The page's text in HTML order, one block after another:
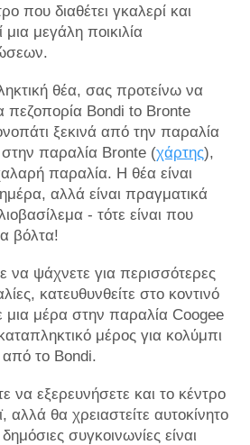
που διαθέτει γκαλερί και
μια μεγάλη ποικιλία
θέα, σας προτείνω να
πεζοπορία Bondi to Bronte
ξεκινά από την παραλία
στην παραλία Bronte (χάρτης),
παραλία. Η θέα είναι
αλλά είναι πραγματικά
- τότε είναι που
βόλτα!
να ψάχνετε για περισσότερες
κατευθυνθείτε στο κοντινό
μια μέρα στην παραλία Coogee
μέρος για κολύμπι
από το Bondi.
να εξερευνήσετε και το κέντρο
αλλά θα χρειαστείτε αυτοκίνητο
συγκοινωνίες είναι